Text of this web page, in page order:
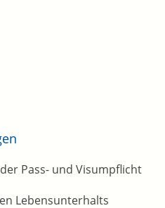
Pass- und Visumpflicht
Lebensunterhalts